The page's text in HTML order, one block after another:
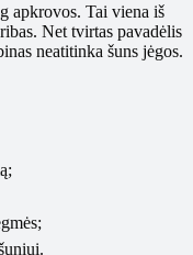
apkrovos. Tai viena iš
Net tvirtas pavadėlis
neatitinka šuns jėgos.